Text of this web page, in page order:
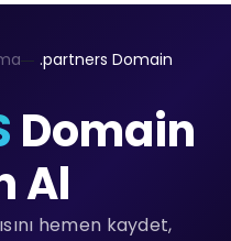
.partners Domain
Domain
Al
hemen kaydet,